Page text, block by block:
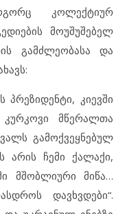
კოლექტიურ
მოუშუშებელ
გამძლეობასა და
პრეზიდენტი, კიევში
მწერალთა
გამოქვეყნებულ
არის ჩემი ქალაქი,
მშობლიური მიწა…
დავხვდები“.